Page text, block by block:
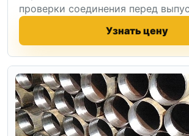
проверки соединения перед
Узнать цену